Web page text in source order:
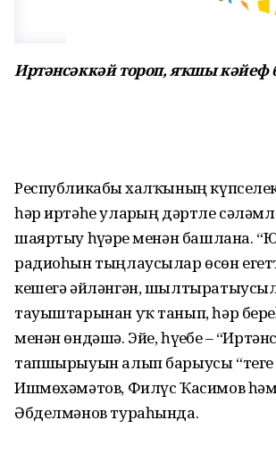
Иртәнсәккәй тороп, яҡшы кәйеф
Республикабыҙ халҡының
һәр иртәһе уларҙың дәртле
шаяртыу һүҙҙәре менән башлана.
радиоһын тыңлаусылар өсөн
кешегә әйләнгән,
тауыштарынан уҡ танып, һәр
менән өндәшә. Эйе, һүҙебеҙ –
тапшырыуын алып барыусы “теге
Ишмөхәмәтов, Филүс Ҡасимов һәм
Әбделмәнов тураһында.